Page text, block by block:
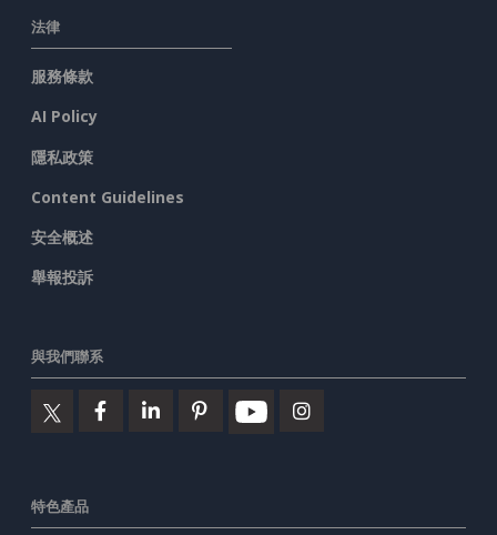
法律
服務條款
AI Policy
隱私政策
Content Guidelines
安全概述
舉報投訴
與我們聯系
特色產品